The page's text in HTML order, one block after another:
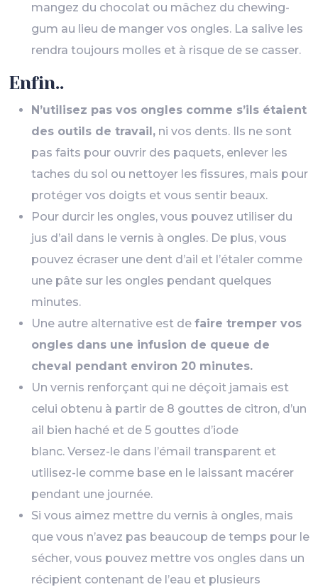
mangez du chocolat ou mâchez du chewing-
gum au lieu de manger vos ongles. La salive les
rendra toujours molles et à risque de se casser.
Enfin..
N’utilisez pas vos ongles comme s’ils étaient
des outils de travail, ni vos dents. Ils ne sont
pas faits pour ouvrir des paquets, enlever les
taches du sol ou nettoyer les fissures, mais pour
protéger vos doigts et vous sentir beaux.
Pour durcir les ongles, vous pouvez utiliser du
jus d’ail dans le vernis à ongles. De plus, vous
pouvez écraser une dent d’ail et l’étaler comme
une pâte sur les ongles pendant quelques
minutes.
Une autre alternative est de faire tremper vos
ongles dans une infusion de queue de
cheval pendant environ 20 minutes.
Un vernis renforçant qui ne déçoit jamais est
celui obtenu à partir de 8 gouttes de citron, d’un
ail bien haché et de 5 gouttes d’iode
blanc. Versez-le dans l’émail transparent et
utilisez-le comme base en le laissant macérer
pendant une journée.
Si vous aimez mettre du vernis à ongles, mais
que vous n’avez pas beaucoup de temps pour le
sécher, vous pouvez mettre vos ongles dans un
récipient contenant de l’eau et plusieurs